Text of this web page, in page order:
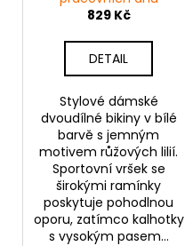
829 Kč
DETAIL
Stylové dámské
dvoudílné bikiny v bílé
barvě s jemným
motivem růžových lilií.
Sportovní vršek se
širokými ramínky
poskytuje pohodlnou
oporu, zatímco kalhotky
s vysokým pasem...